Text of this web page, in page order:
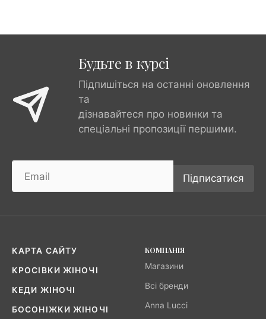
Будьте в курсі
Підпишіться на останні оновлення
та
дізнавайтеся про новинки та
спеціальні пропозиції першими.
Підписатися
КАРТА САЙТУ
КРОСІВКИ ЖІНОЧІ
КЕДИ ЖІНОЧІ
БОСОНІЖКИ ЖІНОЧІ
КОМПАНІЯ
Магазини
Всі бренди
Anna Lucci